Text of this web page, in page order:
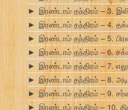
► இரண்டாம் தந்திரம் – 3.
► இரண்டாம் தந்திரம் – 4.
► இரண்டாம் தந்திரம் – 5.
► இரண்டாம் தந்திரம் – 6.
► இரண்டாம் தந்திரம் – 7.
► இரண்டாம் தந்திரம் – 8.
► இரண்டாம் தந்திரம் – 9. சர்வ
► இரண்டாம் தந்திரம் – 10.